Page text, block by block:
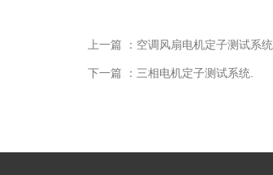
上一篇 ：空调风扇电机定子测试系统.
下一篇 ：三相电机定子测试系统.